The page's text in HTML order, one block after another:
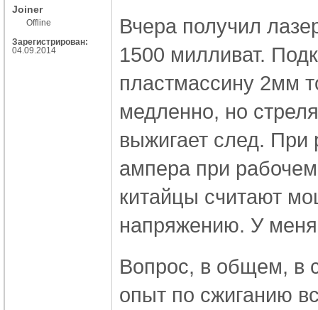
Joiner
Offline
Зарегистрирован:
04.09.2014
Вчера получил
1500 милливат.
пластмассину 2мм
медленно, но
выжигает след. При
ампера при
китайцы считают
напряжению. У меня
Вопрос, в общем, в
опыт по сжиганию